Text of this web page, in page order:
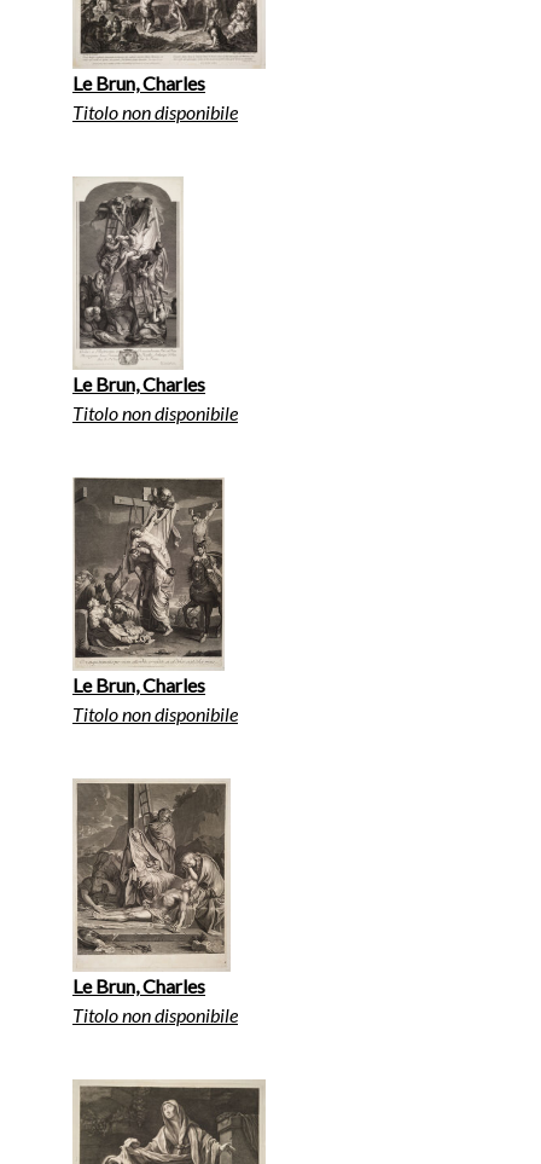
Le Brun, Charles
Titolo non disponibile
Le Brun, Charles
Titolo non disponibile
Le Brun, Charles
Titolo non disponibile
Le Brun, Charles
Titolo non disponibile